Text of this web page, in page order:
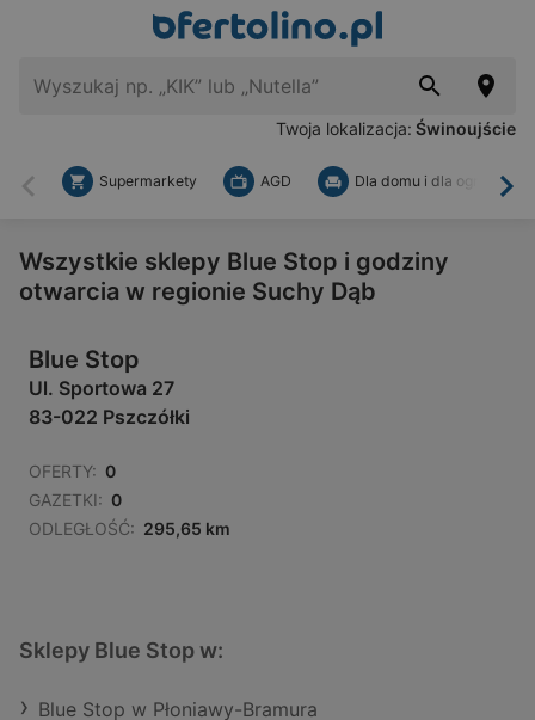
Twoja lokalizacja: Świnoujście
Wstecz
Supermarkety AGD Dla domu i dla ogrodu
Wszystkie sklepy Blue Stop i godziny
otwarcia w regionie Suchy Dąb
Blue Stop
Ul. Sportowa 27
83-022 Pszczółki
OFERTY: 0
GAZETKI: 0
ODLEGŁOŚĆ: 295,65 km
Sklepy Blue Stop w:
Blue Stop w Płoniawy-Bramura